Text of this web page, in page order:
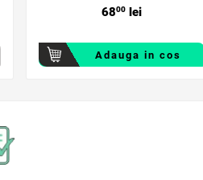
6800 lei
Adauga in cos